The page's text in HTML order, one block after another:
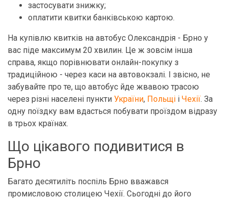
застосувати знижку;
оплатити квитки банківською картою.
На купівлю квитків на автобус Олександрія - Брно у
вас піде максимум 20 хвилин. Це ж зовсім інша
справа, якщо порівнювати онлайн-покупку з
традиційною - через каси на автовокзалі. І звісно, не
забувайте про те, що автобус йде жвавою трасою
через різні населені пункти України, Польщі і Чехії. За
одну поїздку вам вдасться побувати проїздом відразу
в трьох країнах.
Що цікавого подивитися в
Брно
Багато десятиліть поспіль Брно вважався
промисловою столицею Чехії. Сьогодні до його